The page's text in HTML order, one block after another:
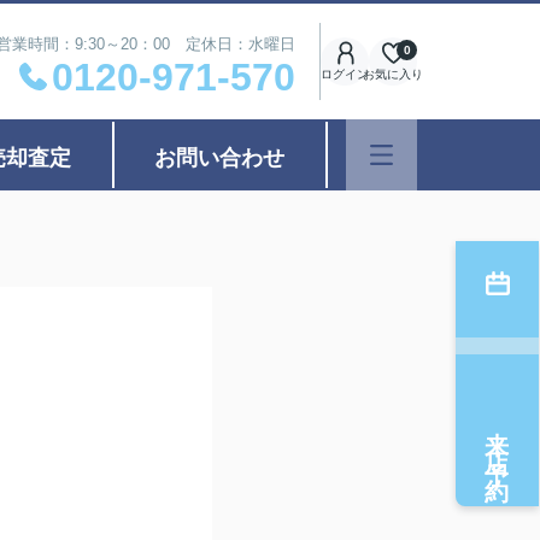
業時間：9:30～20：00 定休日：水曜日
0120-971-570 ログインお気に入り
0
却査定 お問い合わせ
来店予約